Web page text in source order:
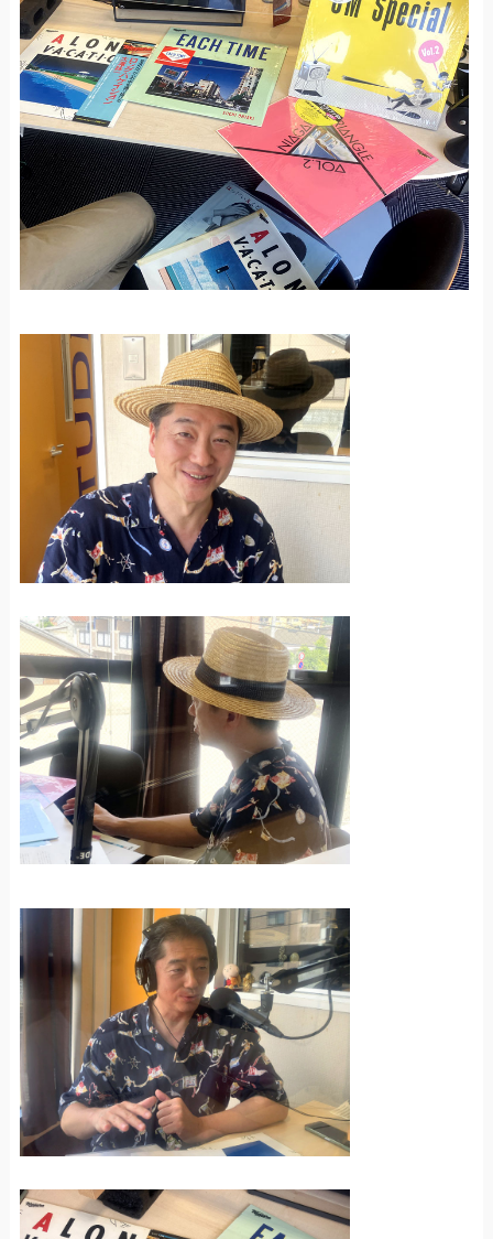
ヤ
ー